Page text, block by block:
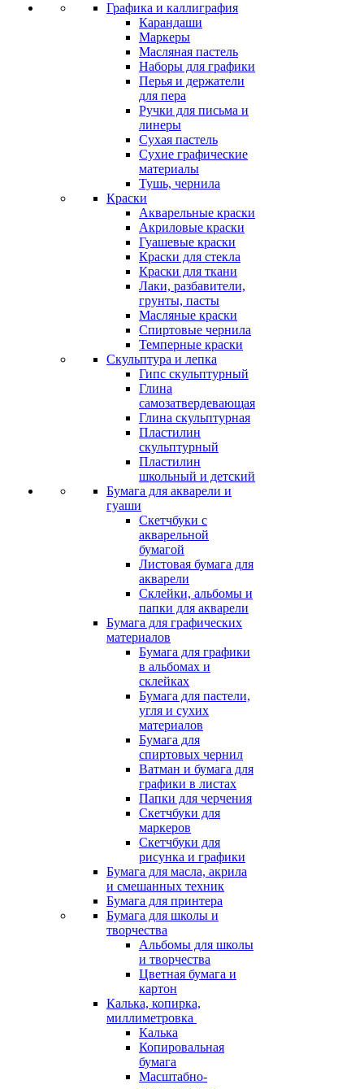
Графика и каллиграфия
Карандаши
Маркеры
Масляная пастель
Наборы для графики
Перья и держатели
для пера
Ручки для письма и
линеры
Сухая пастель
Сухие графические
материалы
Тушь, чернила
Краски
Акварельные краски
Акриловые краски
Гуашевые краски
Краски для стекла
Краски для ткани
Лаки, разбавители,
грунты, пасты
Масляные краски
Спиртовые чернила
Темперные краски
Скульптура и лепка
Гипс скульптурный
Глина
самозатвердевающая
Глина скульптурная
Пластилин
скульптурный
Пластилин
школьный и детский
Бумага для акварели и
гуаши
Скетчбуки с
акварельной
бумагой
Листовая бумага для
акварели
Склейки, альбомы и
папки для акварели
Бумага для графических
материалов
Бумага для графики
в альбомах и
склейках
Бумага для пастели,
угля и сухих
материалов
Бумага для
спиртовых чернил
Ватман и бумага для
графики в листах
Папки для черчения
Скетчбуки для
маркеров
Скетчбуки для
рисунка и графики
Бумага для масла, акрила
и смешанных техник
Бумага для принтера
Бумага для школы и
творчества
Альбомы для школы
и творчества
Цветная бумага и
картон
Калька, копирка,
миллиметровка
Калька
Копировальная
бумага
Масштабно-